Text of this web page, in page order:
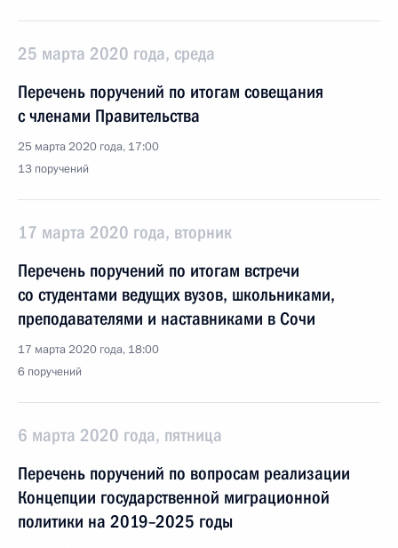
25 марта 2020 года, среда
Перечень поручений по итогам совещания
с членами Правительства
25 марта 2020 года, 17:00
13 поручений
17 марта 2020 года, вторник
Перечень поручений по итогам встречи
со студентами ведущих вузов, школьниками,
преподавателями и наставниками в Сочи
17 марта 2020 года, 18:00
6 поручений
6 марта 2020 года, пятница
Перечень поручений по вопросам реализации
Концепции государственной миграционной
политики на 2019–2025 годы